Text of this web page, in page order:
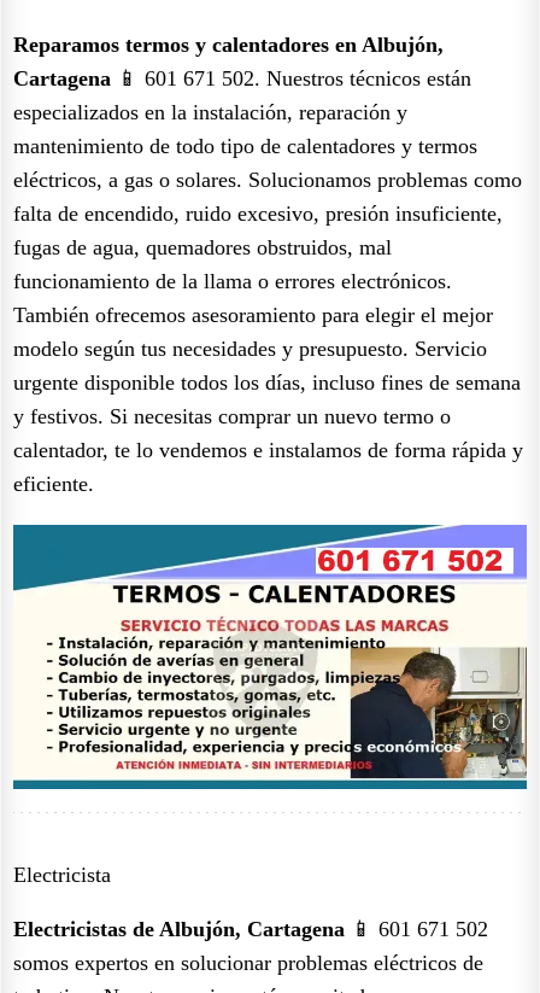
Reparamos termos y calentadores en Albujón,
Cartagena 📱 601 671 502. Nuestros técnicos están
especializados en la instalación, reparación y
mantenimiento de todo tipo de calentadores y termos
eléctricos, a gas o solares. Solucionamos problemas como
falta de encendido, ruido excesivo, presión insuficiente,
fugas de agua, quemadores obstruidos, mal
funcionamiento de la llama o errores electrónicos.
También ofrecemos asesoramiento para elegir el mejor
modelo según tus necesidades y presupuesto. Servicio
urgente disponible todos los días, incluso fines de semana
y festivos. Si necesitas comprar un nuevo termo o
calentador, te lo vendemos e instalamos de forma rápida y
eficiente.
Electricista
Electricistas de Albujón, Cartagena 📱 601 671 502
somos expertos en solucionar problemas eléctricos de